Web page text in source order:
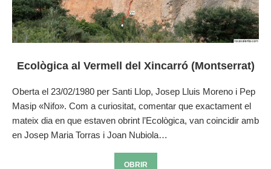
Ecològica al Vermell del Xincarró (Montserrat)
Oberta el 23/02/1980 per Santi Llop, Josep Lluis Moreno i Pep
Masip «Nifo». Com a curiositat, comentar que exactament el
mateix dia en que estaven obrint l’Ecològica, van coincidir amb
en Josep Maria Torras i Joan Nubiola…
OBRIR